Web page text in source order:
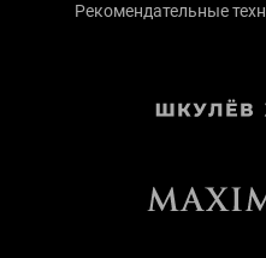
Рекомендательные